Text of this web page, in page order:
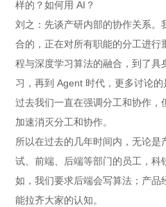
样的？如何用 AI？
刘之：先谈产研内部的协作关系。
合的，正在对所有职能的分工进行
程与深度学习算法的融合，到了具
习，再到 Agent 时代，更多讨论的
过去我们一直在强调分工和协作
加速消灭分工和协作。
所以在过去的几年时间内，无论是
试、前端、后端等部门的员工，科
如，我们要求后端会写算法；产
能拉齐大家的认知。